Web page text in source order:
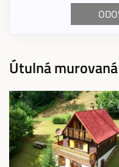
Útulná